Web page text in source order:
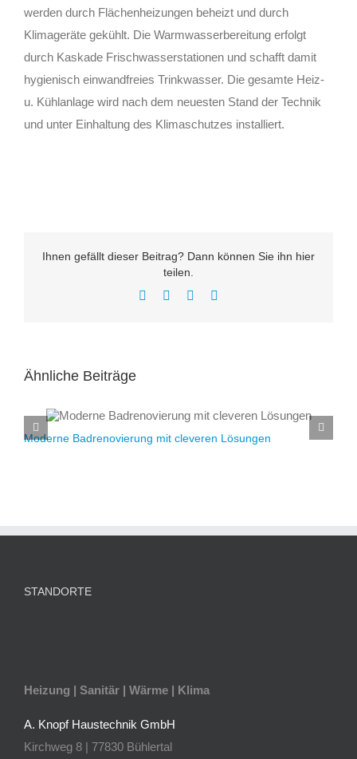
werden durch Flächenheizungen beheizt und durch
Klimageräte gekühlt. Die Warmwasserbereitung erfolgt
durch Kaskade Frischwasserstationen und schafft damit
hygienisch einwandfreies Trinkwasser. Die gesamte Heiz-
u. Kühlanlage wird nach dem neuesten Stand der Technik
und unter Einhaltung des Klimaschutzes installiert.
Ihnen gefällt dieser Beitrag? Dann können Sie ihn hier
teilen.
FacebookLinkedInPinterest
Ähnliche Beiträge
Moderne Badrenovierung mit cleveren Lösungen
STANDORTE
Heizung | Sanitär | Wärme | Klima
A. Knopf Haustechnik GmbH
Kirchweg 8 | 77830 Bühlertal